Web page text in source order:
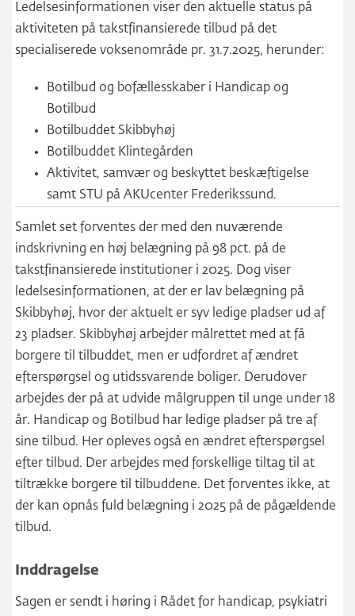
Ledelsesinformationen viser den aktuelle status på
aktiviteten på takstfinansierede tilbud på det
specialiserede voksenområde pr. 31.7.2025, herunder:
Botilbud og bofællesskaber i Handicap og
Botilbud
Botilbuddet Skibbyhøj
Botilbuddet Klintegården
Aktivitet, samvær og beskyttet beskæftigelse
samt STU på AKUcenter Frederikssund.
Samlet set forventes der med den nuværende
indskrivning en høj belægning på 98 pct. på de
takstfinansierede institutioner i 2025. Dog viser
ledelsesinformationen, at der er lav belægning på
Skibbyhøj, hvor der aktuelt er syv ledige pladser ud af
23 pladser. Skibbyhøj arbejder målrettet med at få
borgere til tilbuddet, men er udfordret af ændret
efterspørgsel og utidssvarende boliger. Derudover
arbejdes der på at udvide målgruppen til unge under 18
år. Handicap og Botilbud har ledige pladser på tre af
sine tilbud. Her opleves også en ændret efterspørgsel
efter tilbud. Der arbejdes med forskellige tiltag til at
tiltrække borgere til tilbuddene. Det forventes ikke, at
der kan opnås fuld belægning i 2025 på de pågældende
tilbud.
Inddragelse
Sagen er sendt i høring i Rådet for handicap, psykiatri